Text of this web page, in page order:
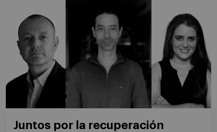
Juntos por la recuperación